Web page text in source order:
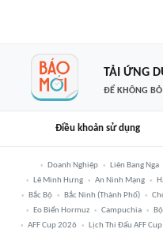
TẢI ỨNG
ĐỂ KHÔNG
Điều khoản sử dụng
Doanh Nghiệp Liên Bang Nga
Lê Minh Hưng
An Ninh Mạng
Bắc Bộ
Bắc Ninh (thành Phố)
Eo Biển Hormuz
Campuchia
AFF Cup 2026
Lịch Thi Đấu AFF